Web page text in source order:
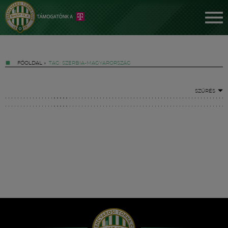
FŐOLDAL » TAG: SZERBIA-MAGYARORSZÁG
SZŰRÉS
Hírek